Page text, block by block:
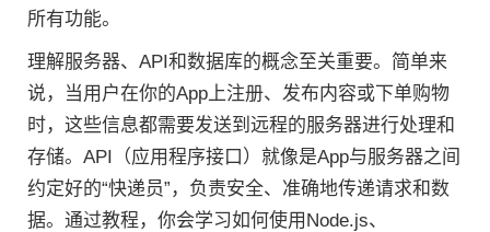
所有功能。
理解服务器、API和数据库的概念至关重要。简单来
说，当用户在你的App上注册、发布内容或下单购物
时，这些信息都需要发送到远程的服务器进行处理和
存储。API（应用程序接口）就像是App与服务器之间
约定好的“快递员”，负责安全、准确地传递请求和数
据。通过教程，你会学习如何使用Node.js、